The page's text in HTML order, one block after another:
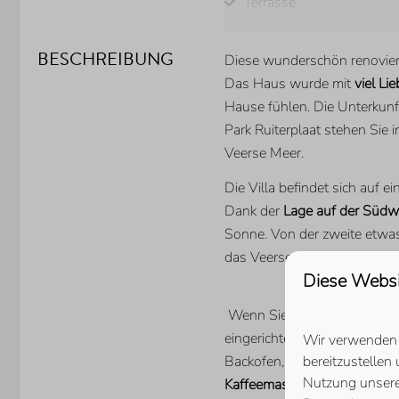
LAGE
Nur wenige Gehminuten
Meer entfernt
Ruhige Lage
SCHLAFZIMMER
Anzahl Einzelbetten: 3
Anzahl Doppelbetten: 1
Anzahl Schlafzimmer mit
BESCHREIBUNG Diese wunderschön
Das Haus wurde mitviel
Hause fühlen. Die
Park Ruiterplaat stehen Sie
Veerse Meer.
Die Villa befindet sich auf
Dank der Lage auf der
Sonne. Von der zweite
das Veerse Meer! Hier
Wenn Sie die
eingerichtete Wohnzimmer.
Backofen, Geschirrspüler,
Kaffeemaschine
Diese
Wir
bereitzustellen
Nutzung